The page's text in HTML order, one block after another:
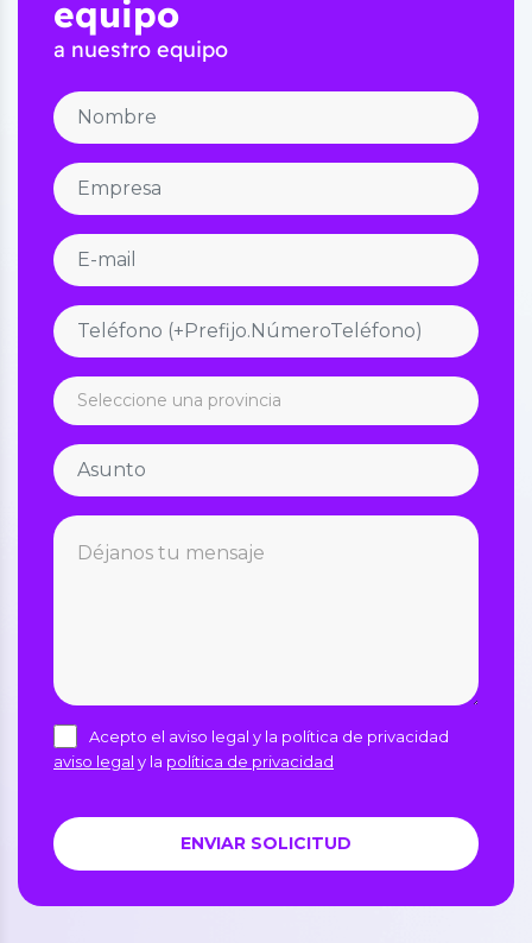
equipo
a nuestro equipo
Acepto el aviso legal y la política de privacidad
aviso legal y la política de privacidad